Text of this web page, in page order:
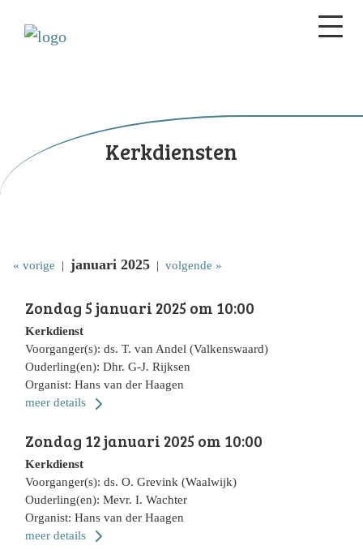
Kerkdiensten
« vorige | januari 2025 | volgende »
Zondag 5 januari 2025 om 10:00
Kerkdienst
Voorganger(s): ds. T. van Andel (Valkenswaard)
Ouderling(en): Dhr. G-J. Rijksen
Organist: Hans van der Haagen
meer details
Zondag 12 januari 2025 om 10:00
Kerkdienst
Voorganger(s): ds. O. Grevink (Waalwijk)
Ouderling(en): Mevr. I. Wachter
Organist: Hans van der Haagen
meer details